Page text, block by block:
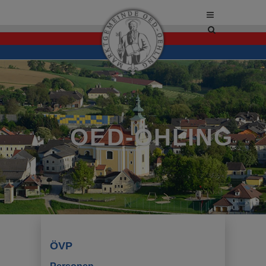
Site
OED-ÖHLING
ÖVP